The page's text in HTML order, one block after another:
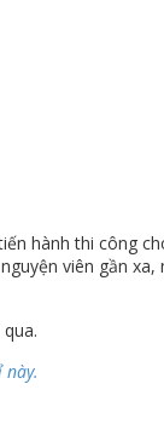
hành thi công
viên gần
này.